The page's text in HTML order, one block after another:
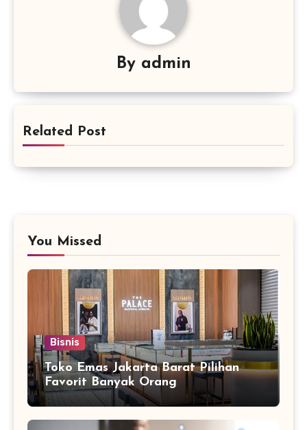
By admin
Related Post
You Missed
Bisnis
Toko Emas Jakarta Barat Pilihan
Favorit Banyak Orang